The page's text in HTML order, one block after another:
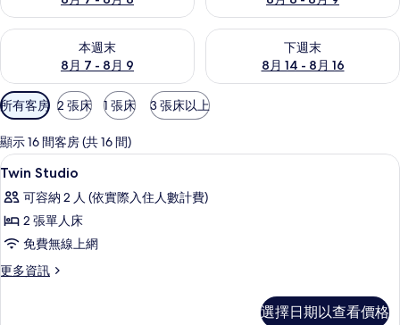
本週末
8月 7 - 8月 9
查看本週末 (8月 7 - 8月 9) 的供應情況
下週末
8月 14 - 8月 16
查看下週末 (8月 14 - 8月 16)
可
用
的
客
房
篩
選
條
所有客房 2 張床 1 張床 3 張床以上
顯示 16 間客房 (共 16 間)
顯
示
Twin
Studio
的
所
高級寢具、客房內保險箱、書桌、遮
1
Twin Studio
可容納 2 人 (依實際入住人數計費)
2 張單人床
免費無線上網
更多資訊
更
選擇日期以查看價格